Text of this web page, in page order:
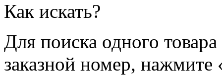
Как искать?
Для поиска одного
заказной номер, нажмите